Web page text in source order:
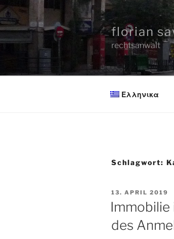
Zum
Inhalt
springen
florian
rechtsanwalt
Ελληνικα
Schlagwort:
VERÖFFENTLICHT
AM
13. APRIL 2019
Immobilie
des